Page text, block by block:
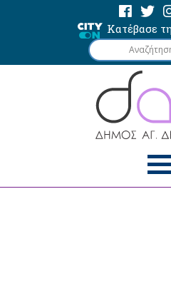
Κατέβασε